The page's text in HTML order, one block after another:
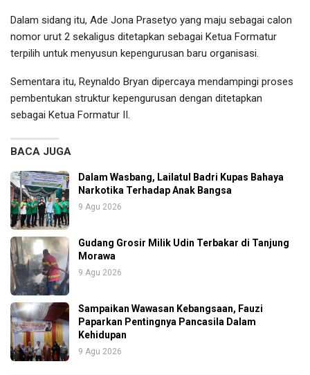
Dalam sidang itu, Ade Jona Prasetyo yang maju sebagai calon
nomor urut 2 sekaligus ditetapkan sebagai Ketua Formatur
terpilih untuk menyusun kepengurusan baru organisasi.
Sementara itu, Reynaldo Bryan dipercaya mendampingi proses
pembentukan struktur kepengurusan dengan ditetapkan
sebagai Ketua Formatur II.
BACA JUGA
Dalam Wasbang, Lailatul Badri Kupas Bahaya
Narkotika Terhadap Anak Bangsa
9 Agu 2026
Gudang Grosir Milik Udin Terbakar di Tanjung
Morawa
9 Agu 2026
Sampaikan Wawasan Kebangsaan, Fauzi
Paparkan Pentingnya Pancasila Dalam
Kehidupan
9 Agu 2026